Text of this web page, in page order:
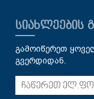
ᲡᲘᲐᲮᲚᲔᲔᲑᲘᲡ
გამოიწერეთ
გვერდიდან.